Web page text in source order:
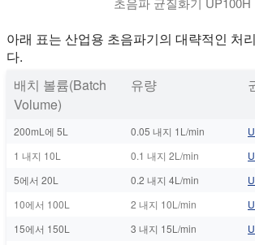
아래 표는 산업용 초음파기의 대략적인 처
다.
배치 볼륨(Batch
Volume)
유량
200mL에 5L 0.05 내지 1L/min
1 내지 10L
0.1 내지 2L/min
5에서 20L
0.2 내지 4L/min
10에서 100L
2 내지 10L/min
15에서 150L
3 내지 15L/min